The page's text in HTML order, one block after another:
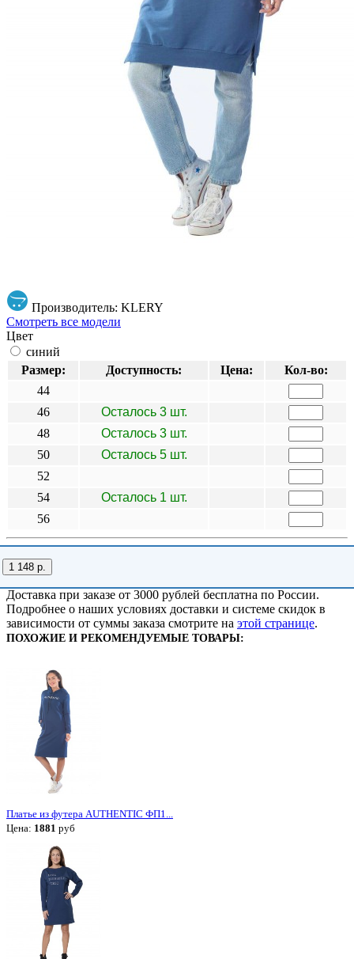
Производитель: KLERY
Смотреть все модели
Цвет
синий
Размер:
Доступность: Цена:
Кол-во:
44
46
Осталось 3 шт.
48
Осталось 3 шт.
50
Осталось 5 шт.
52
54
Осталось 1 шт.
56
1 148 р.
Доставка при заказе от 3000 рублей бесплатна по России.
Подробнее о наших условиях доставки и системе скидок в
зависимости от суммы заказа смотрите на этой странице.
ПОХОЖИЕ И РЕКОМЕНДУЕМЫЕ ТОВАРЫ:
Платье из футера AUTHENTIC ФП1...
Цена: 1881 руб